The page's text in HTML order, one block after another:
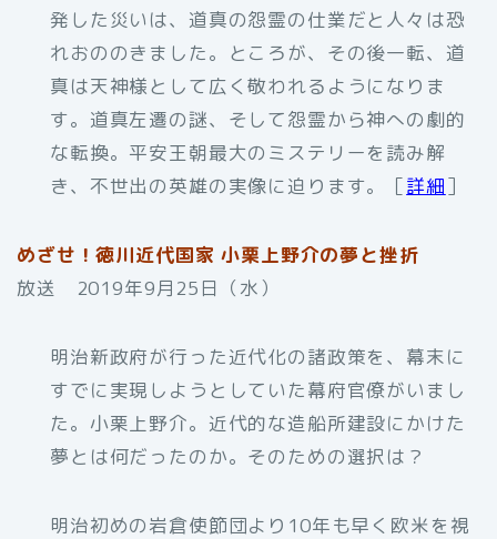
発した災いは、道真の怨霊の仕業だと人々は恐
れおののきました。ところが、その後一転、道
真は天神様として広く敬われるようになりま
す。道真左遷の謎、そして怨霊から神への劇的
な転換。平安王朝最大のミステリーを読み解
き、不世出の英雄の実像に迫ります。［詳細］
めざせ！徳川近代国家 小栗上野介の夢と挫折
放送 2019年9月25日（水）
明治新政府が行った近代化の諸政策を、幕末に
すでに実現しようとしていた幕府官僚がいまし
た。小栗上野介。近代的な造船所建設にかけた
夢とは何だったのか。そのための選択は？
明治初めの岩倉使節団より10年も早く欧米を視